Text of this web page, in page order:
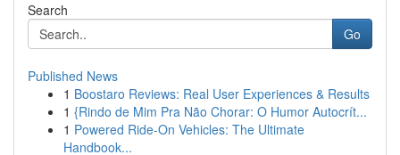
Search
Go
Published News
1 Boostaro Reviews: Real User Experiences & Results
1 {Rindo de Mim Pra Não Chorar: O Humor Autocrít...
1 Powered Ride-On Vehicles: The Ultimate
Handbook...